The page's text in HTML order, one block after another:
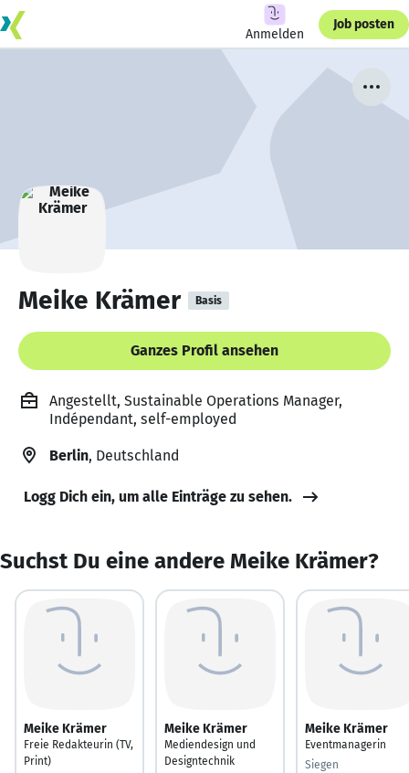
Anmelden
Job posten
Meike Krämer Basis
Ganzes Profil ansehen
Angestellt, Sustainable Operations Manager,
Indépendant, self-employed
Berlin, Deutschland
Logg Dich ein, um alle Einträge zu sehen.
Suchst Du eine andere Meike Krämer?
Meike Krämer
Freie Redakteurin (TV,
Print)
Meike Krämer
Mediendesign und
Designtechnik
Meike Krämer
Eventmanagerin
Siegen